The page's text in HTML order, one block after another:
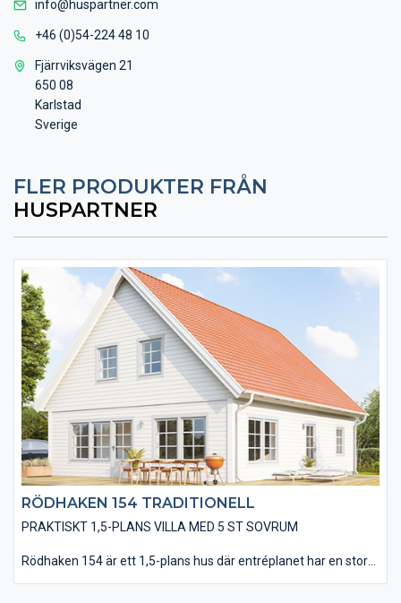
info@huspartner.com
+46 (0)54-224 48 10
Fjärrviksvägen 21
650 08
Karlstad
Sverige
FLER PRODUKTER FRÅN
HUSPARTNER
RÖDHAKEN 154 TRADITIONELL
PRAKTISKT 1,5-PLANS VILLA MED 5 ST SOVRUM
Rödhaken 154 är ett 1,5-plans hus där entréplanet har en stor